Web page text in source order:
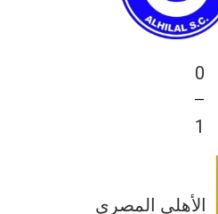
0
—
1
الأهلي المصري